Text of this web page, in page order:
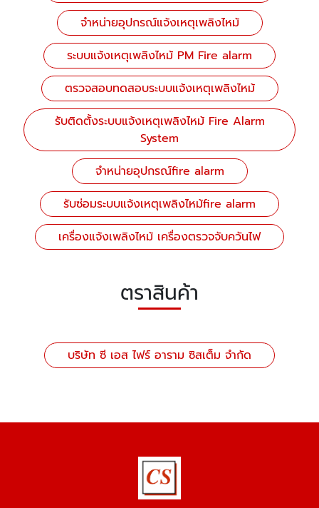
จำหน่ายอุปกรณ์แจ้งเหตุเพลิงไหม้
ระบบแจ้งเหตุเพลิงไหม้ PM Fire alarm
ตรวจสอบทดสอบระบบแจ้งเหตุเพลิงไหม้
รับติดตั้งระบบแจ้งเหตุเพลิงไหม้ Fire Alarm
System
จำหน่ายอุปกรณ์fire alarm
รับซ่อมระบบแจ้งเหตุเพลิงไหม้fire alarm
เครื่องแจ้งเพลิงไหม้ เครื่องตรวจจับควันไฟ
ตราสินค้า
บริษัท ซี เอส ไฟร์ อาราม ซิสเต็ม จำกัด